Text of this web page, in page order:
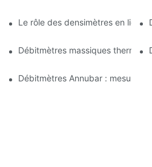
Le rôle des densimètres en
Débitmètres massiques
Débitmètres Annubar : mesure